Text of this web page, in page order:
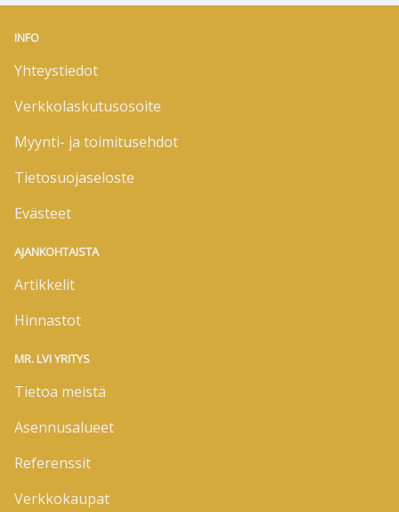
INFO
Yhteystiedot
Verkkolaskutusosoite
Myynti- ja toimitusehdot
Tietosuojaseloste
Evästeet
AJANKOHTAISTA
Artikkelit
Hinnastot
MR. LVI YRITYS
Tietoa meistä
Asennusalueet
Referenssit
Verkkokaupat